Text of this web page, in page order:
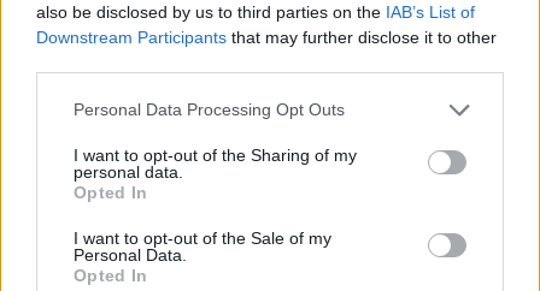
also be disclosed by us to third parties on the IAB’s List of
Downstream Participants that may further disclose it to other
Personal Data Processing Opt Outs
I want to opt-out of the Sharing of my
personal data.
Opted In
I want to opt-out of the Sale of my
Personal Data.
Opted In